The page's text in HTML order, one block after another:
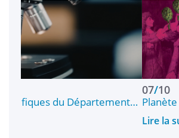
Planète Conférence